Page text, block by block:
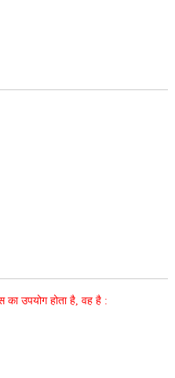
का उपयोग होता है, वह है :